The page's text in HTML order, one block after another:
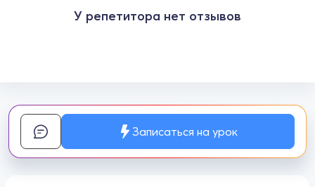
У репетитора нет отзывов
Записаться на урок